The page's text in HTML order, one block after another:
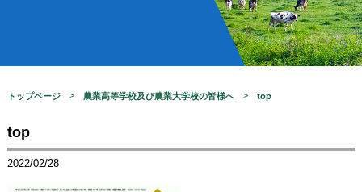
トップページ 農業高等学校及び農業大学校の皆様へ top
top
2022/02/28